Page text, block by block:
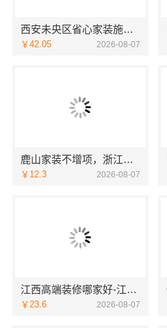
西安未央区省心家装施工毛坯房材料靠谱——居安天成（西安）建筑工程有限责任公司
￥42.05 2026-08-07
鹿山家装不增项，浙江宜美嘉装饰工程有限公司让您装修无忧
￥12.3 2026-08-07
江西高端装修哪家好-江西圣匠新型环保材料有限公司定制理想家园
￥23.6 2026-08-07